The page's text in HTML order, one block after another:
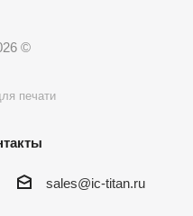
©
печати
sales@ic-titan.ru